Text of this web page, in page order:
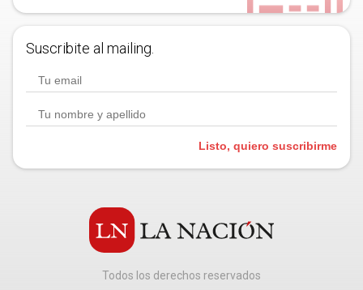
Suscribite al mailing.
Listo, quiero suscribirme
Todos los derechos reservados